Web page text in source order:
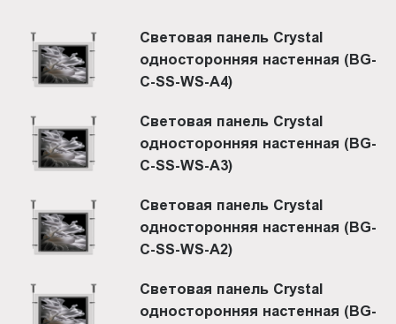
Световая панель Crystal
односторонняя настенная (BG-
C-SS-WS-A4)
Световая панель Crystal
односторонняя настенная (BG-
C-SS-WS-A3)
Световая панель Crystal
односторонняя настенная (BG-
C-SS-WS-A2)
Световая панель Crystal
односторонняя настенная (BG-